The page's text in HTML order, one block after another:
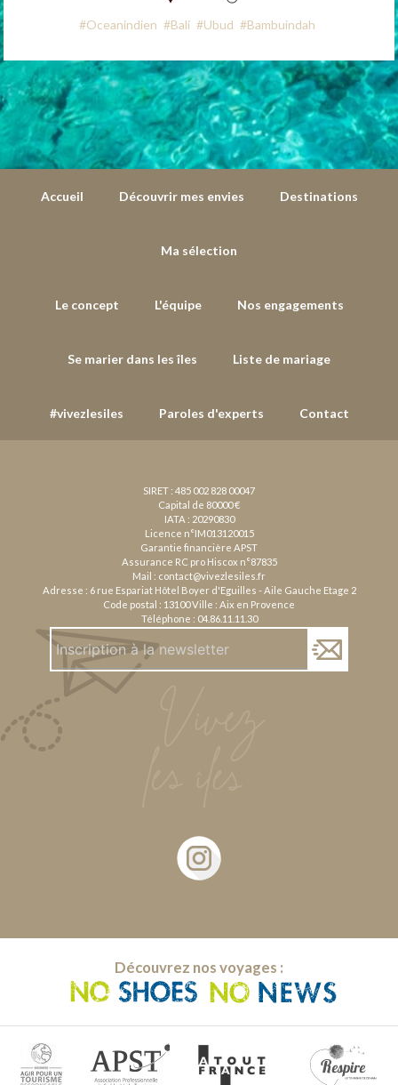
#Oceanindien #Bali #Ubud #Bambuindah
Accueil Découvrir mes envies Destinations
Ma sélection
Le concept L'équipe Nos engagements
Se marier dans les îles Liste de mariage
#vivezlesiles Paroles d'experts Contact
SIRET : 485 002 828 00047
Capital de 80000 €
IATA : 20290830
Licence n°IM013120015
Garantie financière APST
Assurance RC pro Hiscox n°87835
Mail : contact@vivezlesiles.fr
Adresse : 6 rue Espariat Hôtel Boyer d'Eguilles - Aile Gauche Etage 2
Code postal : 13100 Ville : Aix en Provence
Téléphone : 04.86.11.11.30
Découvrez nos voyages :